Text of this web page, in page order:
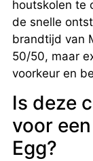
houtskolen te
de snelle
brandtijd van
50/50, maar
voorkeur en
Is deze
voor
Egg?